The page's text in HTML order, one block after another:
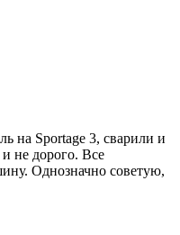
на Sportage 3, сварили и
не дорого. Все
Однозначно советую,